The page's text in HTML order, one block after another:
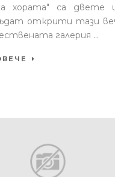
хората" са двете
открити тази
галерия ...